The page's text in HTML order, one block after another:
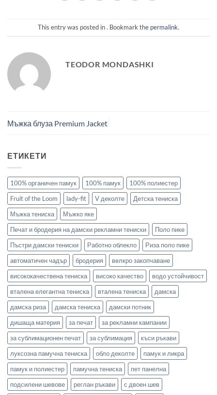
This entry was posted in . Bookmark the permalink.
TEODOR MONDASHKI
Мъжка блуза Premium Jacket
ЕТИКЕТИ
100% органичен памук 100% памук
100% полиестер
Fruit of the Loom
lady-fit V деколте
Детска тениска
Мъжка тениска
Мъжко яке
Печат и бродерия на дамски рекламни тениски
Поло пике
Пъстри дамски тениски
Работно облекло
Риза поло пике
автоматичен чадър
бродерия
велкро закопчаване
висококачествена тениска
високо качество
водо устойчивост
вталена елегантна тениска
вталена тениска
дамска
дамска риза
дамска тениска
дамски потник
дишаща материя
за печат
за рекламни кампании
за сублимационен печат
за сублимация
къси ръкави
луксозна памучна тениска
обло деколте
памук и ликра
памук и полиестер
памучна тениска
пет панелна
подсилени шевове
реглан ръкави
с двоен шев